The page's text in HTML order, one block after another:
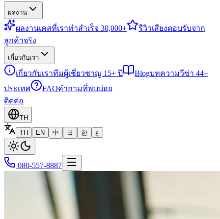
ผลงาน
ผลงานเคสที่เราทำสำเร็จ 30,000+ รีวิวเสียงตอบรับจาก
ลูกค้าจริง
เกี่ยวกับเรา
เกี่ยวกับเราทีมผู้เชี่ยวชาญ 15+ ปี Blogบทความวีซ่า 44+
ประเทศ
FAQคำถามที่พบบ่อย
ติดต่อ
TH
TH
EN 中 日 한 ع
080-557-8887